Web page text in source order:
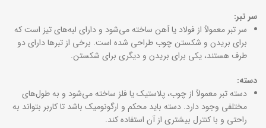
سر تبر:
سر تبر معمولاً از فولاد یا آهن ساخته می‌شود و دارای لبه‌های تیز است که
برای بریدن و شکستن چوب طراحی شده است. برخی از تبرها دارای دو
طرف هستند، یکی برای بریدن و دیگری برای شکستن.
دسته:
دسته تبر معمولاً از چوب، پلاستیک یا فلز ساخته می‌شود و به طول‌های
مختلفی وجود دارد. دسته باید محکم و ارگونومیک باشد تا کاربر بتواند به
راحتی و با کنترل بیشتری از آن استفاده کند.